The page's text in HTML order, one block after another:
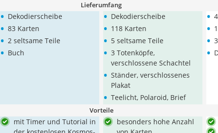
Lieferumfang
• Dekodierscheibe
• 83 Karten
• 2 seltsame Teile
• Buch
• Dekodierscheibe
• 118 Karten
• 5 seltsame Teile
• 3 Totenköpfe,
verschlossene Schachtel
• Ständer, verschlossenes
Plakat
• Teelicht, Polaroid, Brief
•
•
•
•
Vorteile
mit Timer und Tutorial in
besonders hohe Anzahl